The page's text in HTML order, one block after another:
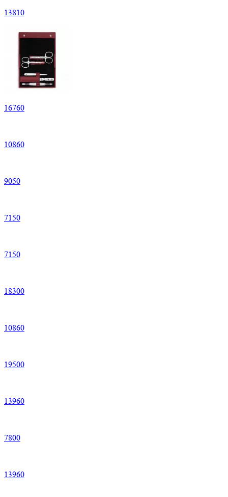
13810
16760
10860
9050
7150
7150
18300
10860
19500
13960
7800
13960